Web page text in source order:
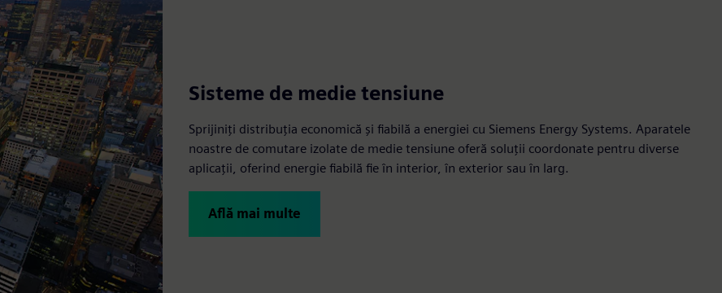
Sisteme de medie tensiune
Sprijiniți distribuția economică și fiabilă a energiei cu Siemens Energy Systems. Aparatele
noastre de comutare izolate de medie tensiune oferă soluții coordonate pentru diverse
aplicații, oferind energie fiabilă fie în interior, în exterior sau în larg.
Află mai multe